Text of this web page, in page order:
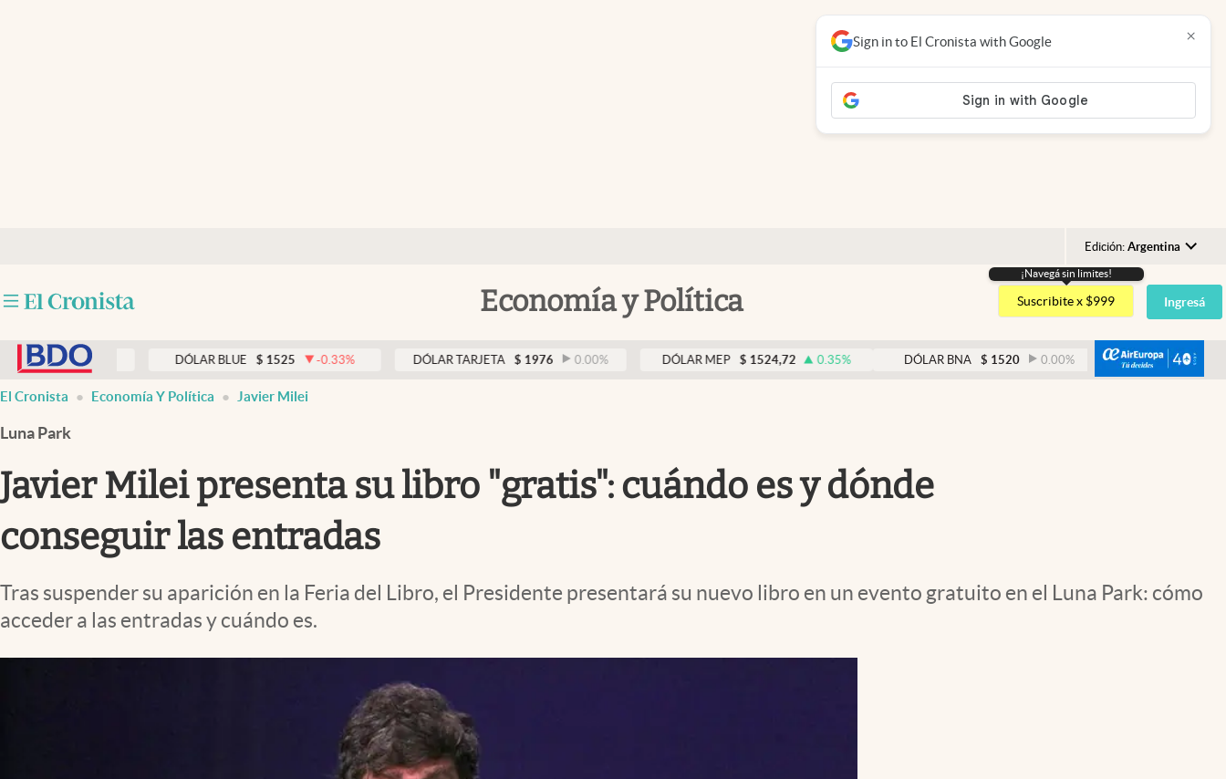
Edición: Argentina
Argentina
España
México
USA
Economía y Política
Otras secciones
Clima
Eventos Corporativos
El Cronista Studio
Mediakit
abre en nueva pestaña
¡Navegá sin limites!
Suscribite x $999 Ingresá
0.00% DÓLAR BLUE $ 1525 -0.33 % DÓLAR TARJETA $ 1976 0.00 % DÓLAR MEP $ 1524,72 0.35 % DÓLAR BNA $ 1520 0.00 % DÓLAR BLUE $ 1525
Sign in to El Cronista with Google ×
El Cronista Economía Y Política Javier Milei
Luna Park
Javier Milei presenta su libro "gratis": cuándo es y dónde
conseguir las entradas
Tras suspender su aparición en la Feria del Libro, el Presidente presentará su nuevo libro en un evento gratuito en el Luna Park: cómo
acceder a las entradas y cuándo es.